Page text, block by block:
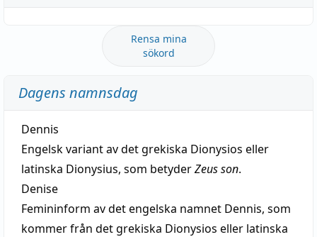
Rensa mina
sökord
Dagens namnsdag
Dennis
Engelsk variant av det grekiska Dionysios eller
latinska Dionysius, som betyderZeus son.
Denise
Femininform av det engelska namnet Dennis, som
kommer från det grekiska Dionysios eller latinska